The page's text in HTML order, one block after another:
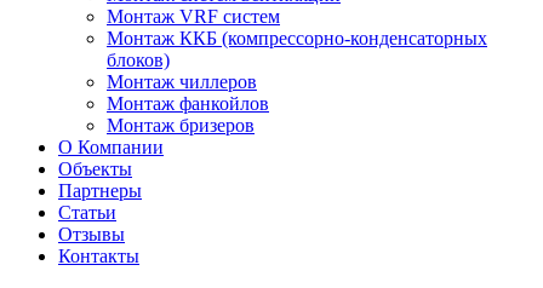
Монтаж VRF систем
Монтаж ККБ (компрессорно-конденсаторных
блоков)
Монтаж чиллеров
Монтаж фанкойлов
Монтаж бризеров
О Компании
Объекты
Партнеры
Статьи
Отзывы
Контакты